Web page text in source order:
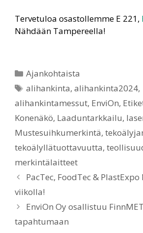
Tervetuloa osastollemme E 221,
Nähdään Tampereella!
Ajankohtaista
alihankinta,alihankinta2024,
alihankintamessut, EnviOn,
Konenäkö, Laaduntarkkailu,
Mustesuihkumerkintä,
tekoälyllätuottavuutta,
merkintälaitteet
PacTec, FoodTec &
viikolla!
EnviOn Oy osallistuu
tapahtumaan